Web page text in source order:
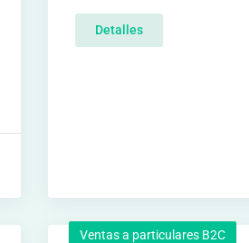
Detalles
Ventas a particulares B2C